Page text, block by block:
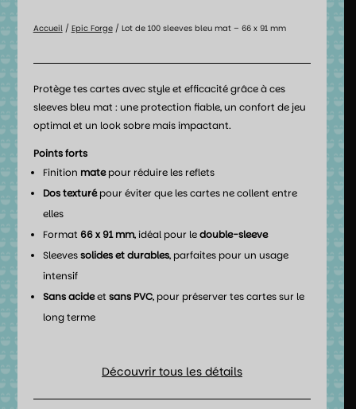
Accueil/ Epic Forge/ Lot de 100 sleeves bleu mat – 66 x 91 mm
Protège tes cartes avec style et efficacité grâce à ces
sleeves bleu mat : une protection fiable, un confort de jeu
optimal et un look sobre mais impactant.
Points forts
Finition matepour réduire les reflets
Dos texturépour éviter que les cartes ne collent entre
elles
Format 66 x 91 mm, idéal pour ledouble-sleeve
Sleevessolides et durables, parfaites pour un usage
intensif
Sans acideet sans PVC, pour préserver tes cartes sur le
long terme
Découvrir tous les détails